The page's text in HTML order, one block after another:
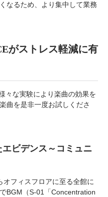
なるため、より集中して業務
がストレス軽減に有
々な実験により楽曲の効果を
曲を是非一度お試しくださ
ビデンス～コミュニ
フィスフロアに至る全館に
BGM（S-01「Concentration